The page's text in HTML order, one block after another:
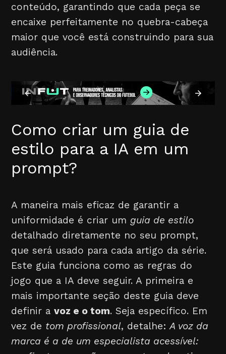
conteúdo, garantindo que cada peça se
encaixe perfeitamente no quebra-cabeça
maior que você está construindo para sua
audiência.
Como criar um guia de
estilo para a IA em um
prompt?
A maneira mais eficaz de garantir a
uniformidade é criar um guia de estilo
detalhado diretamente no seu prompt,
que será usado para cada artigo da série.
Este guia funciona como as regras do
jogo que a IA deve seguir. A primeira e
mais importante seção deste guia deve
definir avoz e o tom. Seja específico. Em
vez de tom profissional, detalhe:A voz da
marca é a de um especialista acessível: